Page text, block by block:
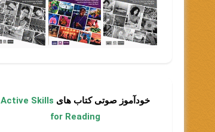
خودآموز صوتی کتاب های Active Skills
for Reading